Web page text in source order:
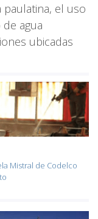
el uso
agua
ubicadas
Mistral de Codelco